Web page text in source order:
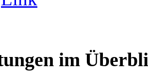
im